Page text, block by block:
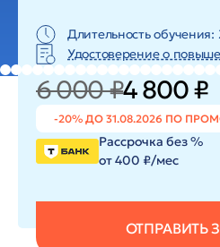
Длительность обучения:
Удостоверение о
6 000 ₽4 800 ₽
-20% ДО 31.08.2026 ПО
ОТПРАВИТЬ
Рассрочка без %
от 400 ₽/мес